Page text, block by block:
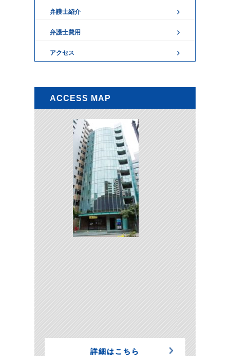
セミナー情報
就業時間を改定し、外国人雇用に対応させる
就業時間を作成し、外国人雇用に対応させる
就業時間・社内規則を教育する、実行させる
外国人法制全般
入管法（出入国管理及び難民認定法）とは？
不法就労とは
外国人の賃金・残業トラブル
外国人解雇トラブル
外国人退職勧奨
外国人失踪トラブル
日本で就労する外国人の就労形態
外国人の団体交渉
弁護士紹介
弁護士費用
アクセス
ACCESS MAP
詳細はこちら